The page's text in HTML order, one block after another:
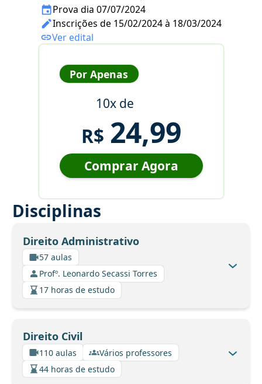
Prova dia 07/07/2024
Inscrições de 15/02/2024 à 18/03/2024
Ver edital
Por Apenas
10x de
R$ 24,99
Comprar Agora
Disciplinas
Direito Administrativo
57 aulas
Profº. Leonardo Secassi Torres
17 horas de estudo
Direito Civil
110 aulas
Vários professores
44 horas de estudo